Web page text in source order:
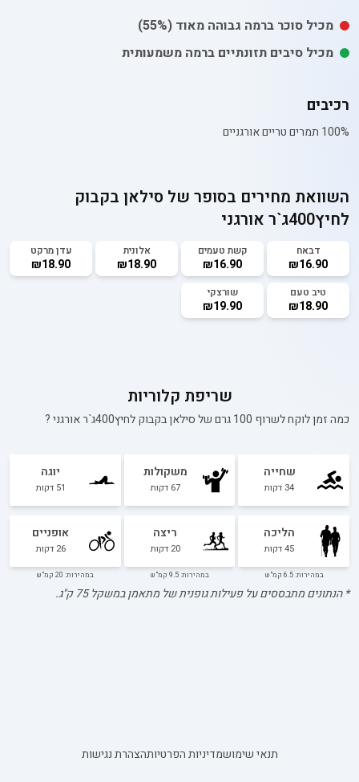
מכיל סוכר ברמה גבוהה מאוד (55%)
מכיל סיבים תזונתיים ברמה משמעותית
רכיבים
100% תמרים טריים אורגניים
השוואת מחירים בסופר של סילאן בקבוק
לחיץ400ג`ר אורגני
דבאח
₪16.90
קשת טעמים
₪16.90
אלונית
₪18.90
עדן מרקט
₪18.90
טיב טעם
₪18.90
שורצקי
₪19.90
שריפת קלוריות
כמה זמן לוקח לשרוף 100 גרם של סילאן בקבוק לחיץ400ג`ר אורגני ?
שחייה
34 דקות
משקולות
67 דקות
יוגה
51 דקות
הליכה
45דקות
במהירות: 6.5 קמ"ש
ריצה
20 דקות
במהירות: 9.5 קמ"ש
אופניים
26 דקות
במהירות: 20 קמ"ש
* הנתונים מתבססים על פעילות גופנית של מתאמן במשקל75ק"ג.
תנאי שימושמדיניות הפרטיותהצהרת נגישות